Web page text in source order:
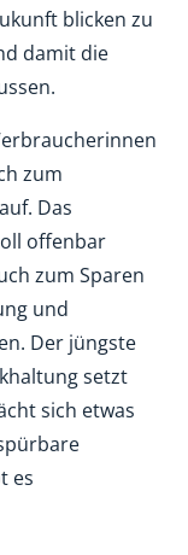
blicken zu
damit die
zum
Das
offenbar
zum Sparen
und
Der jüngste
setzt
sich etwas
es